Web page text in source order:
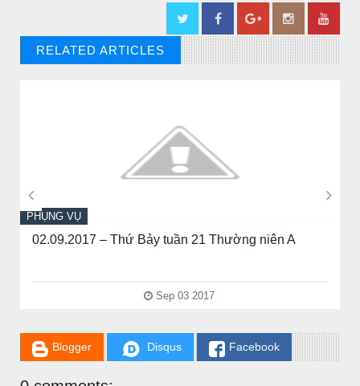
RELATED ARTICLES
PHỤNG VỤ
02.09.2017 – Thứ Bảy tuần 21 Thường niên A
Sep 03 2017
 
Blogger Disqus Facebook